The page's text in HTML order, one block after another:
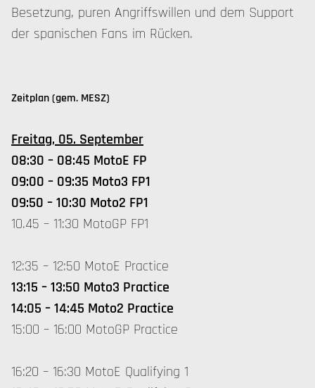
Besetzung, puren Angriffswillen und dem Support
der spanischen Fans im Rücken.
Zeitplan (gem. MESZ)
Freitag, 05. September
08:30 – 08:45 MotoE FP
09:00 – 09:35 Moto3 FP1
09:50 – 10:30 Moto2 FP1
10.45 – 11:30 MotoGP FP1
12:35 – 12:50 MotoE Practice
13:15 – 13:50 Moto3 Practice
14:05 – 14:45 Moto2 Practice
15:00 – 16:00 MotoGP Practice
16:20 – 16:30 MotoE Qualifying 1